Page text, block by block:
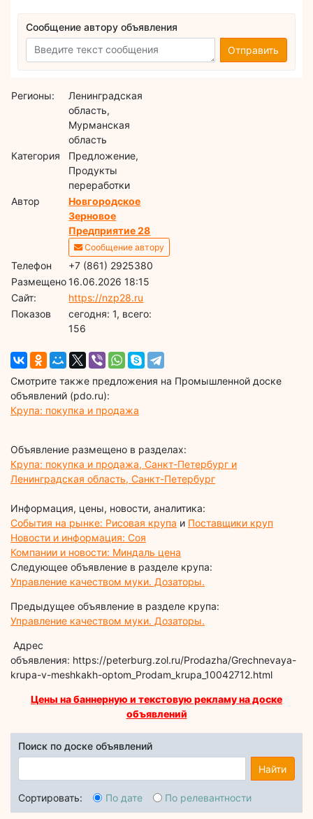
Сообщение автору объявления
Отправить
Регионы:
Ленинградская
область,
Мурманская
область
Категория
Предложение,
Продукты
переработки
Автор
Новгородское
Зерновое
Предприятие 28
Сообщение автору
Телефон
+7 (861) 2925380
Размещено16.06.2026 18:15
Сайт:
https://nzp28.ru
Показов
cегодня: 1, всего:
156
Смотрите также предложения на Промышленной доске
объявлений (pdo.ru):
Крупа: покупка и продажа
Объявление размещено в разделах:
Крупа: покупка и продажа, Санкт-Петербург и
Ленинградская область, Санкт-Петербург
Информация, цены, новости, аналитика:
События на рынке: Рисовая крупа и Поставщики круп
Новости и информация: Соя
Компании и новости: Миндаль цена
Следующее объявление в разделе крупа:
Управление качеством муки. Дозаторы.
Предыдущее объявление в разделе крупа:
Управление качеством муки. Дозаторы.
Адрес
объявления: https://peterburg.zol.ru/Prodazha/Grechnevaya-
krupa-v-meshkakh-optom_Prodam_krupa_10042712.html
Цены на баннерную и текстовую рекламу на доске
объявлений
Поиск по доске объявлений
Найти
Сортировать: По дате По релевантности